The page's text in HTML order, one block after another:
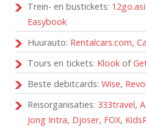
Trein- en bustickets:
Easybook
Huurauto: Rentalcars.com,
Tours en tickets: Klook of
Beste debitcards: Wise,
Reisorganisaties: 333travel,
Jong Intra, Djoser, FOX,